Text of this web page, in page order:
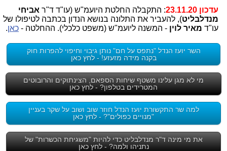
עדכון 23.11.20 : התקבלה החלטת היועמ"ש (עו"ד ד"ר אביחי
מנדלבליט), להעביר את התלונה בנושא הנדון בכתבה לטיפולו של
עו"ד מאיר לוין- המשנה ליועמ"ש (משפט כלכלי). ההחלטה - כאן.
השר יועז הנדל "נתפס על חם" נותן גיבוי וחיפוי להפרות חוק
בקנה מידה מזעזע! - לחץ כאן
מי לא מגן עלינו משטף שיחות הספאם, הצינתוקים והרובוטים
המטרידים בטלפון? - לחץ כאן
למה שר התקשורת יועז הנדל חוזר שוב ושוב על שקר בעניין
"מנויים כפולים"? - לחץ כאן
את מי מינה ד"ר מנדלבליט כדי להיות "משגיחת הכשרות" של
נתניהו ולמה? - לחץ כאן